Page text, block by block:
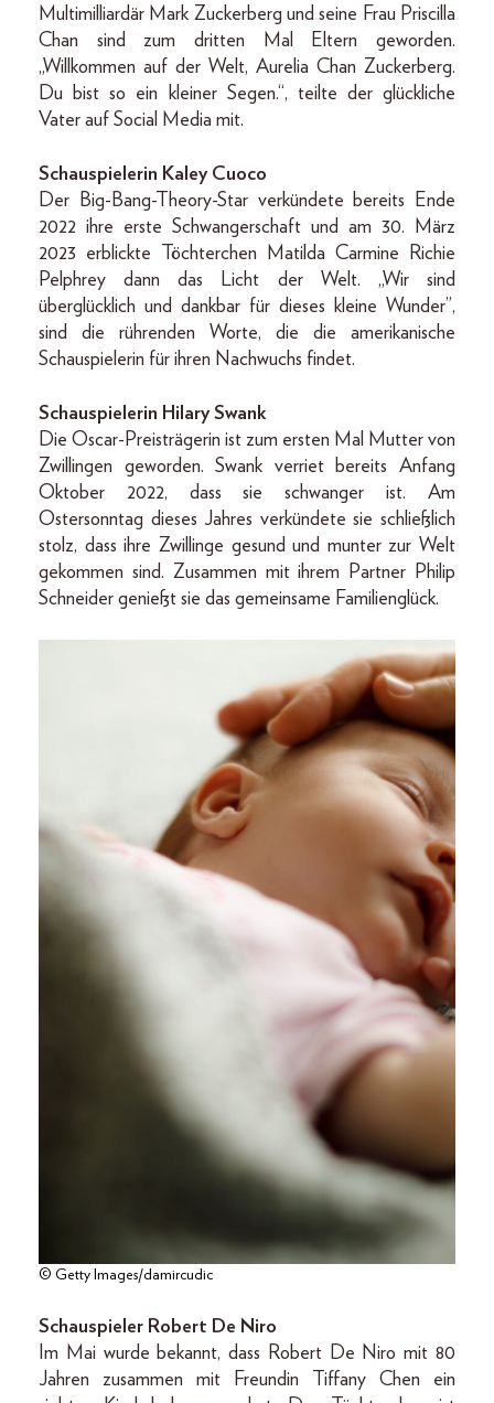
Multimilliardär Mark Zuckerberg und seine Frau Priscilla
Chan sind zum dritten Mal Eltern geworden.
„Willkommen auf der Welt, Aurelia Chan Zuckerberg.
Du bist so ein kleiner Segen.“, teilte der glückliche
Vater auf Social Media mit.
Schauspielerin Kaley Cuoco
Der Big-Bang-Theory-Star verkündete bereits Ende
2022 ihre erste Schwangerschaft und am 30. März
2023 erblickte Töchterchen Matilda Carmine Richie
Pelphrey dann das Licht der Welt. „Wir sind
überglücklich und dankbar für dieses kleine Wunder”,
sind die rührenden Worte, die die amerikanische
Schauspielerin für ihren Nachwuchs findet.
Schauspielerin Hilary Swank
Die Oscar-Preisträgerin ist zum ersten Mal Mutter von
Zwillingen geworden. Swank verriet bereits Anfang
Oktober 2022, dass sie schwanger ist. Am
Ostersonntag dieses Jahres verkündete sie schließlich
stolz, dass ihre Zwillinge gesund und munter zur Welt
gekommen sind. Zusammen mit ihrem Partner Philip
Schneider genießt sie das gemeinsame Familienglück.
© Getty Images/damircudic
Schauspieler Robert De Niro
Im Mai wurde bekannt, dass Robert De Niro mit 80
Jahren zusammen mit Freundin Tiffany Chen ein